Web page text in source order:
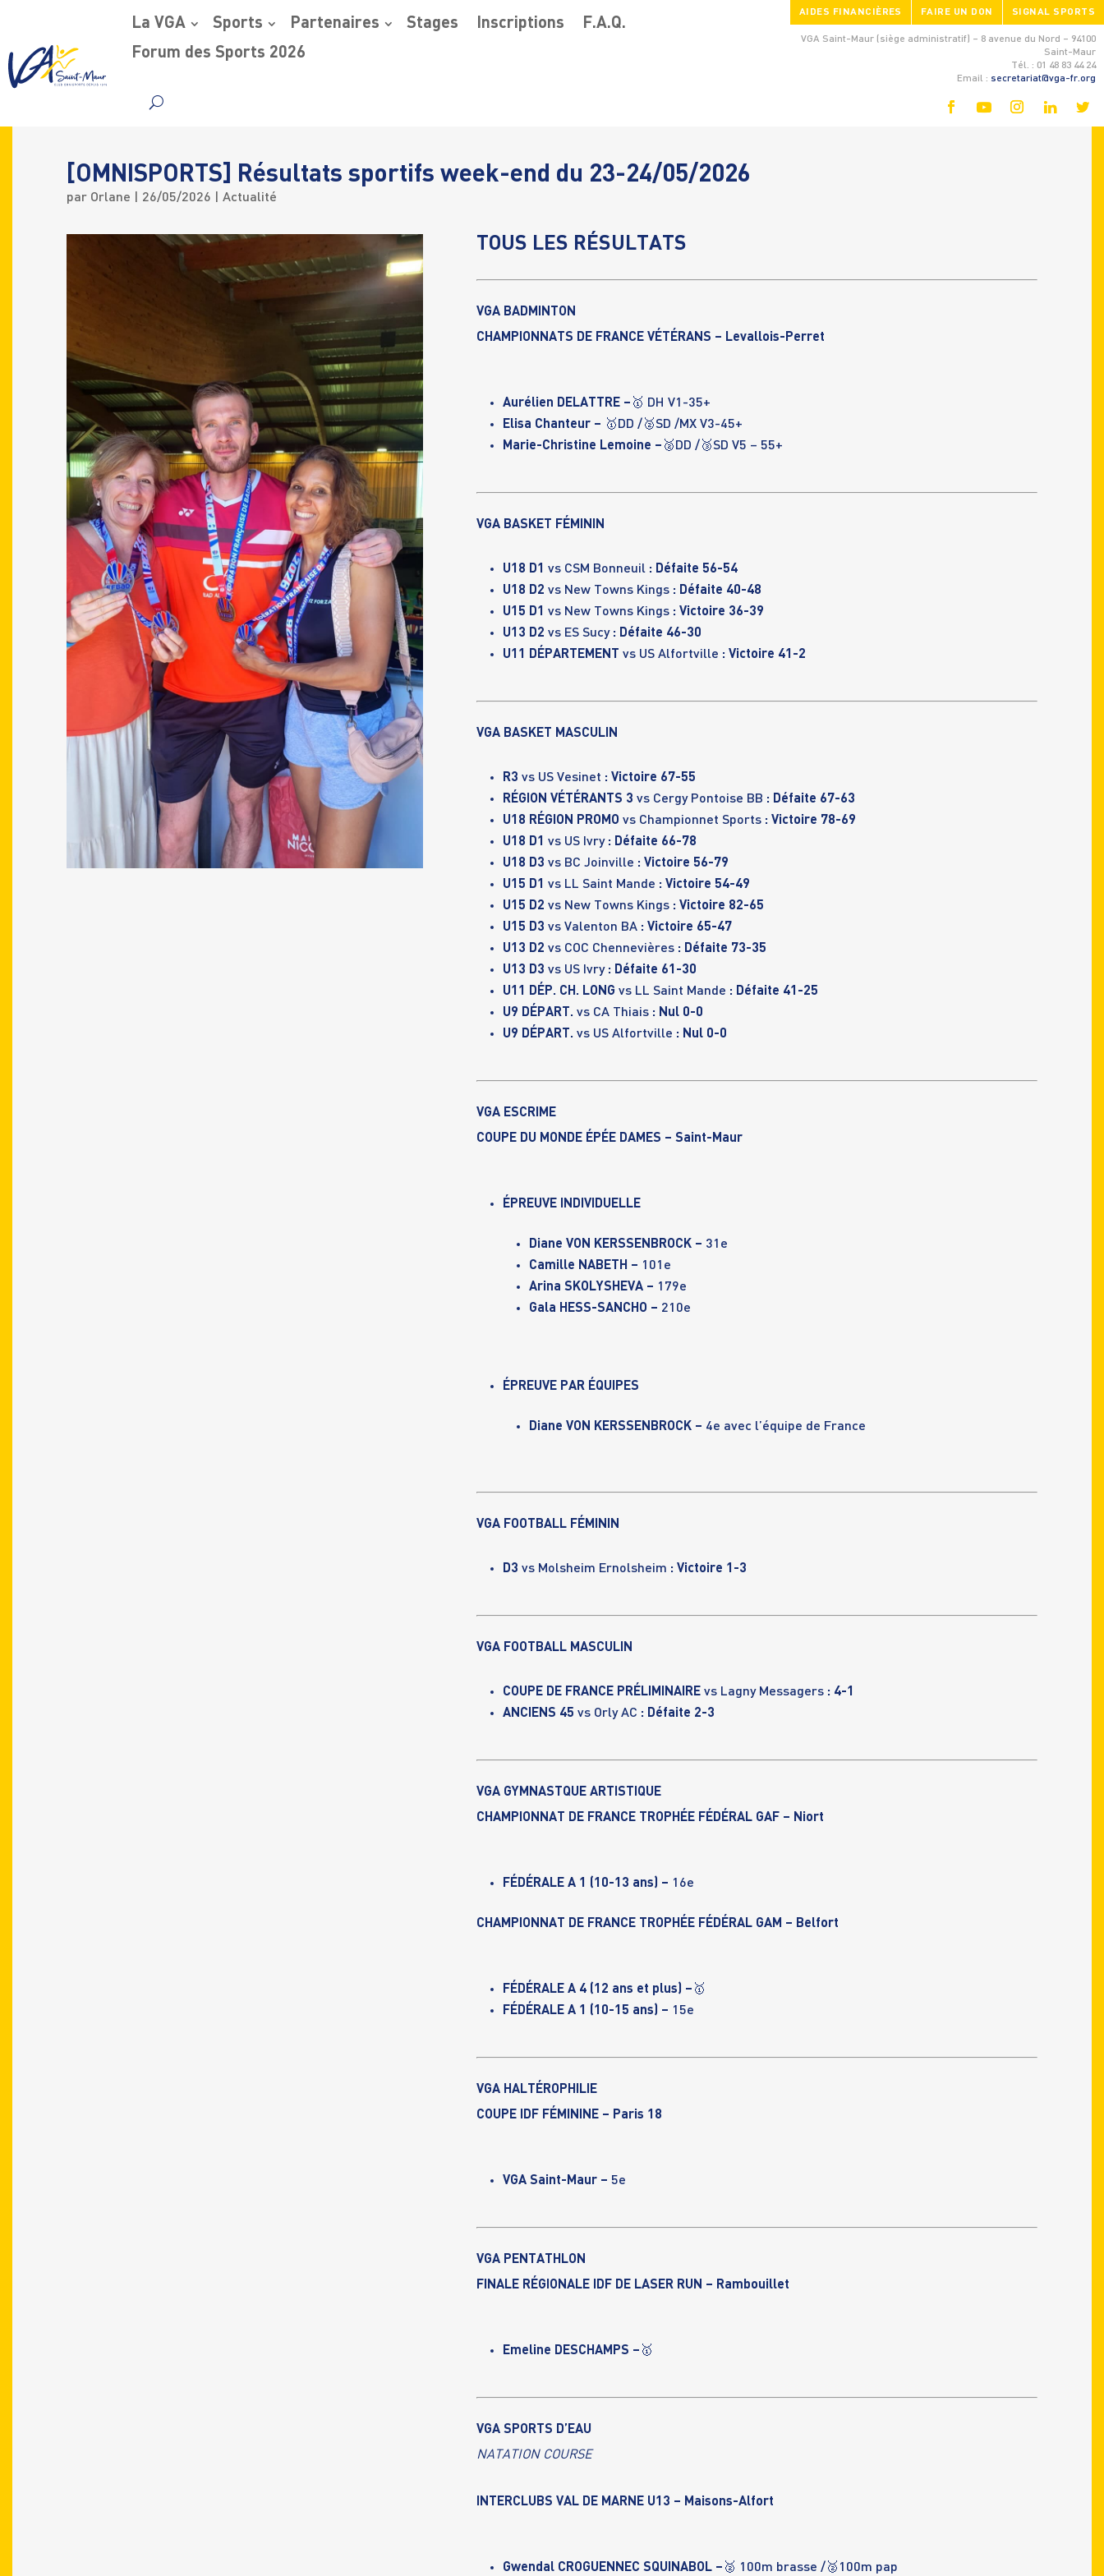
La VGA Sports Partenaires Stages Inscriptions
F.A.Q.
Forum des Sports 2026
AIDES FINANCIÈRES FAIRE UN DON SIGNAL SPORTS
VGA Saint-Maur (siège administratif) – 8 avenue du Nord – 94100
Saint-Maur
Tél. : 01 48 83 44 24
Email : secretariat@vga-fr.org
[OMNISPORTS] Résultats sportifs week-end du 23-24/05/2026
par Orlane 26/05/2026 Actualité
TOUS LES RÉSULTATS
VGA BADMINTON
CHAMPIONNATS DE FRANCE VÉTÉRANS – Levallois-Perret
Aurélien DELATTRE – 🥇 DH V1-35+
Elisa Chanteur – 🥇DD /🥈SD /MX V3-45+
Marie-Christine Lemoine – 🥈DD /🥉SD V5 – 55+
VGA BASKET FÉMININ
U18 D1 vs CSM Bonneuil : Défaite 56-54
U18 D2 vs New Towns Kings : Défaite 40-48
U15 D1 vs New Towns Kings : Victoire 36-39
U13 D2 vs ES Sucy : Défaite 46-30
U11 DÉPARTEMENT
vs US Alfortville : Victoire 41-2
VGA BASKET MASCULIN
R3 vs US Vesinet : Victoire 67-55
RÉGION VÉTÉRANTS 3 vs Cergy Pontoise BB : Défaite 67-63
U18 RÉGION PROMO vs Championnet Sports : Victoire 78-69
U18 D1 vs US Ivry: Défaite 66-78
U18 D3 vs BC Joinville : Victoire 56-79
U15 D1 vs LL Saint Mande : Victoire 54-49
U15 D2 vs New Towns Kings: Victoire 82-65
U15 D3 vs Valenton BA : Victoire 65-47
U13 D2 vs COC Chennevières : Défaite 73-35
U13 D3 vs US Ivry : Défaite 61-30
U11 DÉP. CH. LONG vs LL Saint Mande : Défaite 41-25
U9 DÉPART. vs CA Thiais: Nul 0-0
U9 DÉPART. vs US Alfortville : Nul 0-0
VGA ESCRIME
COUPE DU MONDE ÉPÉE DAMES – Saint-Maur
ÉPREUVE INDIVIDUELLE
Diane VON KERSSENBROCK – 31e
Camille NABETH – 101e
Arina SKOLYSHEVA – 179e
Gala HESS-SANCHO – 210e
ÉPREUVE PAR ÉQUIPES
Diane VON KERSSENBROCK – 4e avec l’équipe de France
VGA FOOTBALL FÉMININ
D3 vs Molsheim Ernolsheim : Victoire 1-3
VGA FOOTBALL MASCULIN
COUPE DE FRANCE PRÉLIMINAIRE vs Lagny Messagers: 4-1
ANCIENS 45 vs Orly AC : Défaite 2-3
VGA GYMNASTQUE ARTISTIQUE
CHAMPIONNAT DE FRANCE TROPHÉE FÉDÉRAL GAF – Niort
FÉDÉRALE A 1 (10-13 ans) – 16e
CHAMPIONNAT DE FRANCE TROPHÉE FÉDÉRAL GAM – Belfort
FÉDÉRALE A 4 (12 ans et plus) – 🥇
FÉDÉRALE A 1 (10-15 ans) – 15e
VGA HALTÉROPHILIE
COUPE IDF FÉMININE – Paris 18
VGA Saint-Maur – 5e
VGA PENTATHLON
FINALE RÉGIONALE IDF DE LASER RUN – Rambouillet
Emeline DESCHAMPS – 🥇
VGA SPORTS D’EAU
NATATION COURSE
INTERCLUBS VAL DE MARNE U13 – Maisons-Alfort
Gwendal CROGUENNEC SQUINABOL – 🥈 100m brasse /🥈100m pap